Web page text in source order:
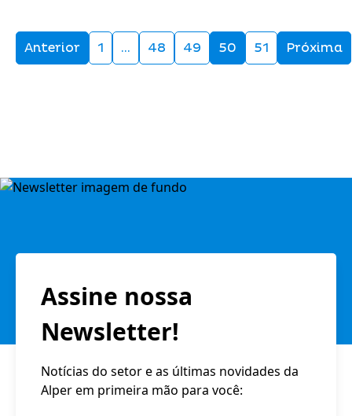
Anterior 1 … 48 49 50 51 Próxima
Assine nossa
Newsletter!
Notícias do setor e as últimas novidades da
Alper em primeira mão para você: